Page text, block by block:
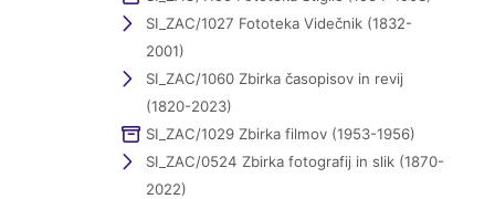
SI_ZAC/1027 Fototeka Videčnik (1832-
2001)
SI_ZAC/1060 Zbirka časopisov in revij
(1820-2023)
SI_ZAC/1029 Zbirka filmov (1953-1956)
SI_ZAC/0524 Zbirka fotografij in slik (1870-
2022)